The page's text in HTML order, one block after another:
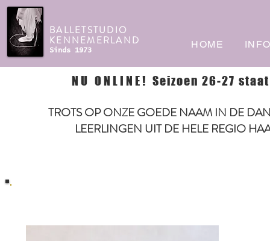
BALLETSTUDIO
KENNEMERLAND
Sinds 1973
HOME
NU ONLINE! Seizoen 26-27
TROTS OP ONZE GOEDE NAAM IN DE
LEERLINGEN UIT DE HELE REGIO